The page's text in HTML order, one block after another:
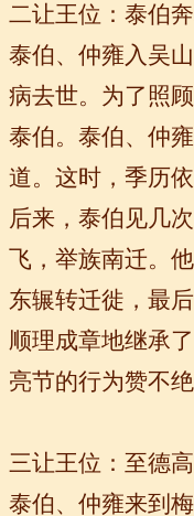
你的公司工作，请联系我们
点正式对外开考了，常州的
+ 跨文化职场通行证，2025 招
day 3
day 2
day 1
的公司工作，请联系我们
点正式对外开考了，常州的
二让王位：泰伯
泰伯、仲雍入吴
病去世。为了照
泰伯。泰伯、仲
道。这时，季历
后来，泰伯见几
飞，举族南迁。
东辗转迁徙，最
顺理成章地继承
亮节的行为赞不
三让王位：至德
泰伯、仲雍来到